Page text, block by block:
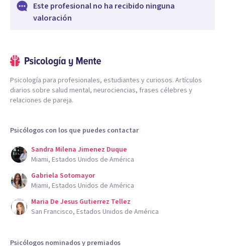
Este profesional no ha recibido ninguna
valoración
Psicología para profesionales, estudiantes y curiosos. Artículos
diarios sobre salud mental, neurociencias, frases célebres y
relaciones de pareja.
Psicólogos con los que puedes contactar
Sandra Milena Jimenez Duque
Miami, Estados Unidos de América
Gabriela Sotomayor
Miami, Estados Unidos de América
Maria De Jesus Gutierrez Tellez
San Francisco, Estados Unidos de América
Psicólogos nominados y premiados